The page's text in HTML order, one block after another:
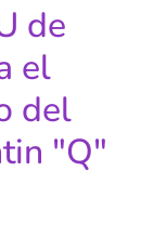
de
el
del
"Q"